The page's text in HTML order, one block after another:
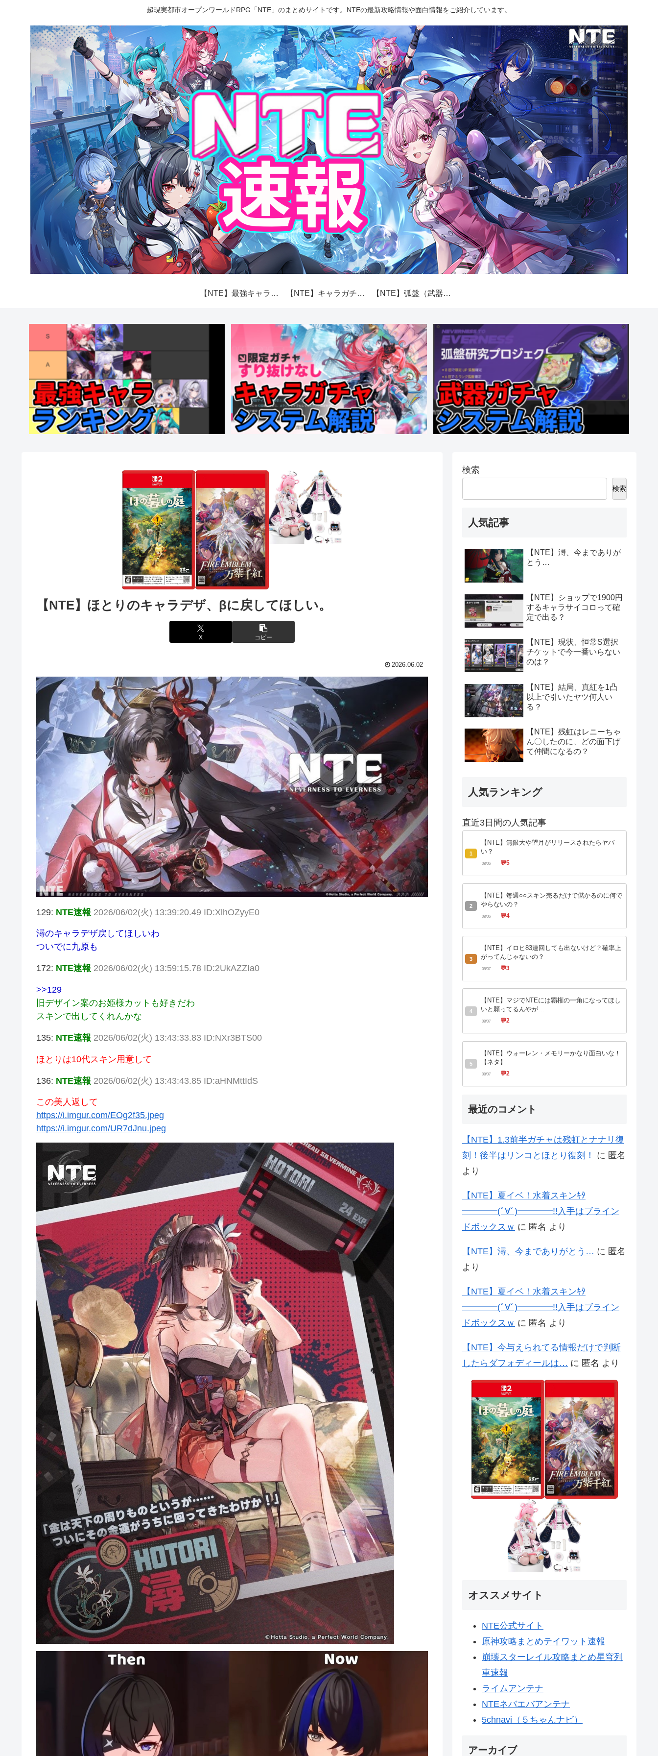
超現実都市オープンワールドRPG「NTE」のまとめサイトです。NTEの最新攻略情報や面白情報をご紹介しています。
【NTE】最強キャラランキング【性能】 【NTE】キャラガチャ（スカボロー市場）システム解説 【NTE】弧盤（武器）ガチャシステム解説
【NTE】ほとりのキャラデザ、βに戻してほしい。
X コピー
2026.06.02
129: NTE速報 2026/06/02(火) 13:39:20.49 ID:XlhOZyyE0
潯のキャラデザ戻してほしいわ
ついでに九原も
172: NTE速報 2026/06/02(火) 13:59:15.78 ID:2UkAZZIa0
>>129
旧デザイン案のお姫様カットも好きだわ
スキンで出してくれんかな
135: NTE速報 2026/06/02(火) 13:43:33.83 ID:NXr3BTS00
ほとりは10代スキン用意して
136: NTE速報 2026/06/02(火) 13:43:43.85 ID:aHNMttIdS
この美人返して
https://i.imgur.com/EOg2f35.jpeg
https://i.imgur.com/UR7dJnu.jpeg
検索
検索
人気記事
【NTE】潯、今までありが
とう…
【NTE】ショップで1900円
するキャラサイコロって確
定で出る？
【NTE】現状、恒常S選択
チケットで今一番いらない
のは？
【NTE】結局、真紅を1凸
以上で引いたヤツ何人い
る？
【NTE】残虹はレニーちゃ
ん〇したのに、どの面下げ
て仲間になるの？
人気ランキング
直近3日間の人気記事
1
【NTE】無限大や望月がリリースされたらヤバ
い？
08/06 💬5
2
【NTE】毎週○○スキン売るだけで儲かるのに何で
やらないの？
08/06 💬4
3
【NTE】イロヒ83連回しても出ないけど？確率上
がってんじゃないの？
08/07 💬3
4
【NTE】マジでNTEには覇権の一角になってほし
いと願ってるんやが…
08/07 💬2
5
【NTE】ウォーレン・メモリーかなり面白いな！
【ネタ】
08/07 💬2
最近のコメント
【NTE】1.3前半ガチャは残虹とナナリ復
刻！後半はリンコとほとり復刻！
に 匿名
より
【NTE】夏イベ！水着スキンｷﾀ
━━━━(ﾟ∀ﾟ)━━━━!!入手はブライン
ドボックスｗ に 匿名 より
【NTE】潯、今までありがとう… に 匿名
より
【NTE】夏イベ！水着スキンｷﾀ
━━━━(ﾟ∀ﾟ)━━━━!!入手はブライン
ドボックスｗ に 匿名 より
【NTE】今与えられてる情報だけで判断
したらダフォディールは… に 匿名 より
オススメサイト
NTE公式サイト
原神攻略まとめテイワット速報
崩壊スターレイル攻略まとめ星穹列
車速報
ライムアンテナ
NTEネバエバアンテナ
5chnavi（５ちゃんナビ）
アーカイブ